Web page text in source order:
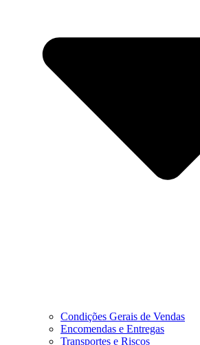
Condições Gerais de Vendas
Encomendas e Entregas
Transportes e Riscos